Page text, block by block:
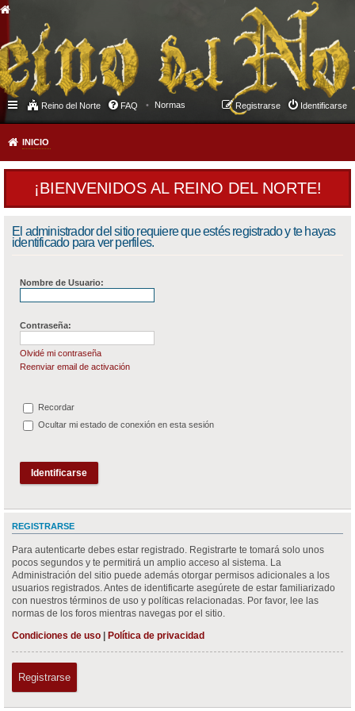
Reino del Norte FAQ Normas Identificarse
Registrarse
INICIO
¡BIENVENIDOS AL REINO DEL NORTE!
El administrador del sitio requiere que estés registrado y te hayas
identificado para ver perfiles.
Nombre de Usuario:
Contraseña:
Olvidé mi contraseña
Reenviar email de activación
Recordar
Ocultar mi estado de conexión en esta sesión
REGISTRARSE
Para autenticarte debes estar registrado. Registrarte te tomará solo unos
pocos segundos y te permitirá un amplio acceso al sistema. La
Administración del sitio puede además otorgar permisos adicionales a los
usuarios registrados. Antes de identificarte asegúrete de estar familiarizado
con nuestros términos de uso y políticas relacionadas. Por favor, lee las
normas de los foros mientras navegas por el sitio.
Condiciones de uso
Política de privacidad
Registrarse